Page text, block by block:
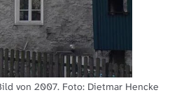
von 2007. Foto: Dietmar Hencke